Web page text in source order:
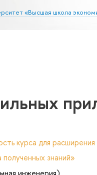
«Высшая школа
курса для расширения
знаний»